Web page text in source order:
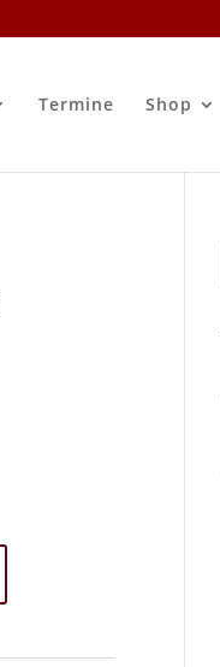
Termine Shop